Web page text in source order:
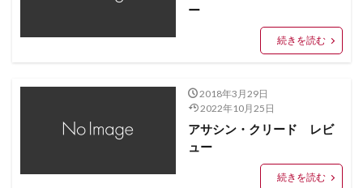
ー
続きを読む
2018年3月29日
2022年10月25日
アサシン・クリード レビ
ュー
続きを読む